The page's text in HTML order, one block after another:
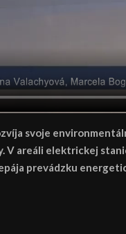
svoje
areáli elektrickej
prevádzku